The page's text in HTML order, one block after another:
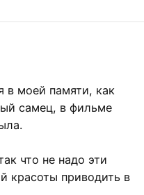
в моей памяти, как
самец, в фильме
что не надо эти
красоты приводить в